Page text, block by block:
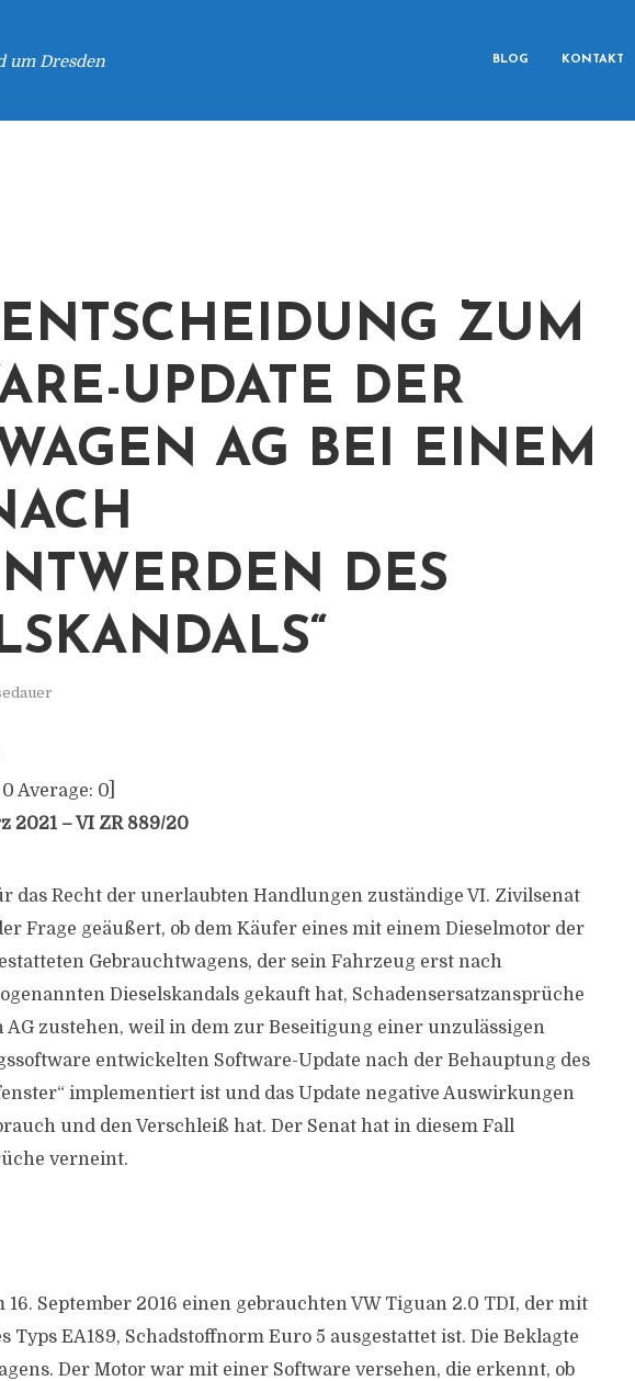
um Dresden BLOG KONTAKT
ZUM
UPDATE DER
AG BEI EINEM
DES
0 Average: 0
2021 – VI ZR 889/20
das Recht der unerlaubten Handlungen zuständige VI. Zivilsenat
Frage geäußert, ob dem Käufer eines mit einem Dieselmotor der
Gebrauchtwagens, der sein Fahrzeug erst nach
Dieselskandals gekauft hat, Schadensersatzansprüche
AG zustehen, weil in dem zur Beseitigung einer unzulässigen
entwickelten Software-Update nach der Behauptung des
implementiert ist und das Update negative Auswirkungen
und den Verschleiß hat. Der Senat hat in diesem Fall
verneint.
September 2016 einen gebrauchten VW Tiguan 2.0 TDI, der mit
Typs EA189, Schadstoffnorm Euro 5 ausgestattet ist. Die Beklagte
Der Motor war mit einer Software versehen, die erkennt, ob